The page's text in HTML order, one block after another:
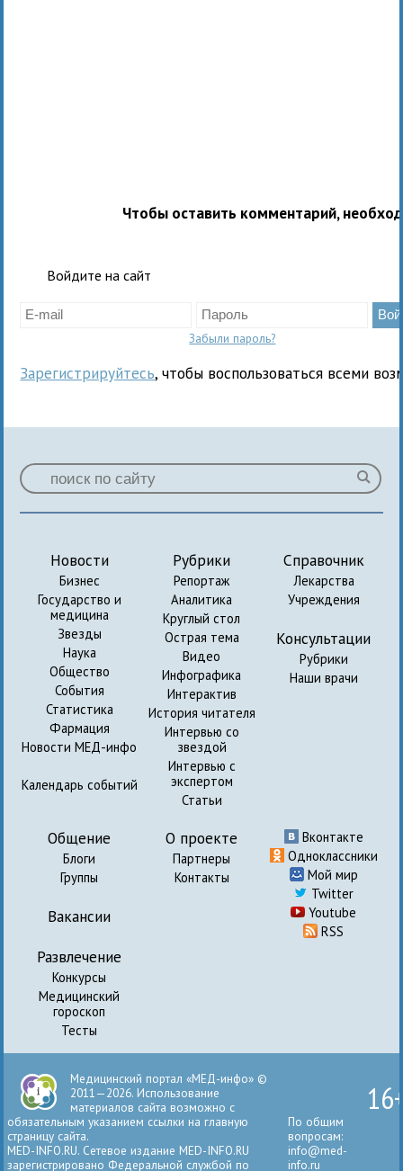
Чтобы оставить комментарий,
Войдите на сайт
Забыли пароль?
Зарегистрируйтесь, чтобы воспользоваться всеми
Новости
Бизнес
Государство и
медицина
Звезды
Наука
Общество
События
Статистика
Фармация
Новости МЕД-инфо
Календарь событий
Рубрики
Репортаж
Аналитика
Круглый стол
Острая тема
Видео
Инфографика
Интерактив
История читателя
Интервью со
звездой
Интервью с
экспертом
Статьи
Справочник
Лекарства
Учреждения
Консультации
Рубрики
Наши врачи
Общение
Блоги
Группы
Вакансии
Развлечение
Конкурсы
Медицинский
гороскоп
Тесты
О проекте
Партнеры
Контакты
Вконтакте
Одноклассники
Мой мир
Twitter
Youtube
RSS
Медицинский портал «МЕД-инфо» ©
2011—2026. Использование
материалов сайта возможно с
обязательным указанием ссылки на главную
страницу сайта.
MED-INFO.RU. Сетевое издание MED-INFO.RU
зарегистрировано Федеральной службой по
По общим
вопросам:
info@med-
info.ru